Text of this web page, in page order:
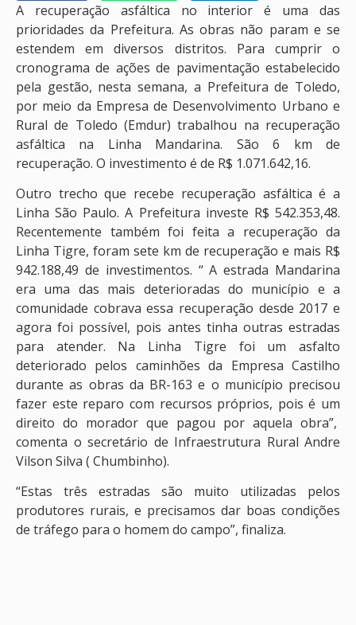
A recuperação asfáltica no interior é uma das
prioridades da Prefeitura. As obras não param e se
estendem em diversos distritos. Para cumprir o
cronograma de ações de pavimentação estabelecido
pela gestão, nesta semana, a Prefeitura de Toledo,
por meio da Empresa de Desenvolvimento Urbano e
Rural de Toledo (Emdur) trabalhou na recuperação
asfáltica na Linha Mandarina. São 6 km de
recuperação. O investimento é de R$ 1.071.642,16.
Outro trecho que recebe recuperação asfáltica é a
Linha São Paulo. A Prefeitura investe R$ 542.353,48.
Recentemente também foi feita a recuperação da
Linha Tigre, foram sete km de recuperação e mais R$
942.188,49 de investimentos. “ A estrada Mandarina
era uma das mais deterioradas do município e a
comunidade cobrava essa recuperação desde 2017 e
agora foi possível, pois antes tinha outras estradas
para atender. Na Linha Tigre foi um asfalto
deteriorado pelos caminhões da Empresa Castilho
durante as obras da BR-163 e o município precisou
fazer este reparo com recursos próprios, pois é um
direito do morador que pagou por aquela obra”,
comenta o secretário de Infraestrutura Rural Andre
Vilson Silva ( Chumbinho).
“Estas três estradas são muito utilizadas pelos
produtores rurais, e precisamos dar boas condições
de tráfego para o homem do campo”, finaliza.